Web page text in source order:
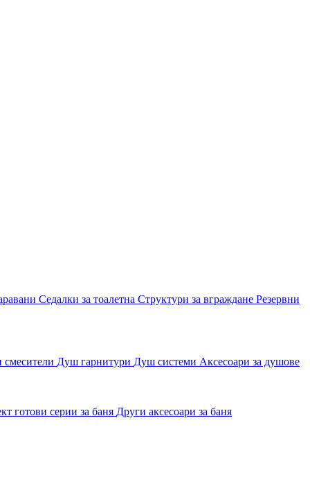
Седалки за тоалетна Структури за вграждане Резервни
смесители Душ гарнитури Душ системи Аксесоари за душове
готови серии за баня Други аксесоари за баня